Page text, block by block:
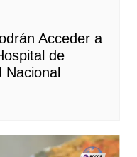
Acceder a
de